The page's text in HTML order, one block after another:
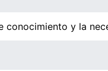
conocimiento y la